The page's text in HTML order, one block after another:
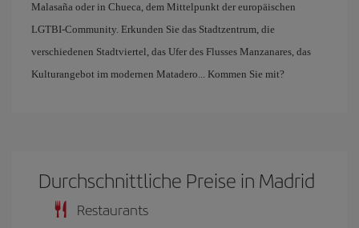
Malasaña oder in Chueca, dem Mittelpunkt der europäischen
LGTBI-Community. Erkunden Sie das Stadtzentrum, die
verschiedenen Stadtviertel, das Ufer des Flusses Manzanares, das
Kulturangebot im modernen Matadero... Kommen Sie mit?
Durchschnittliche Preise in Madrid
Restaurants